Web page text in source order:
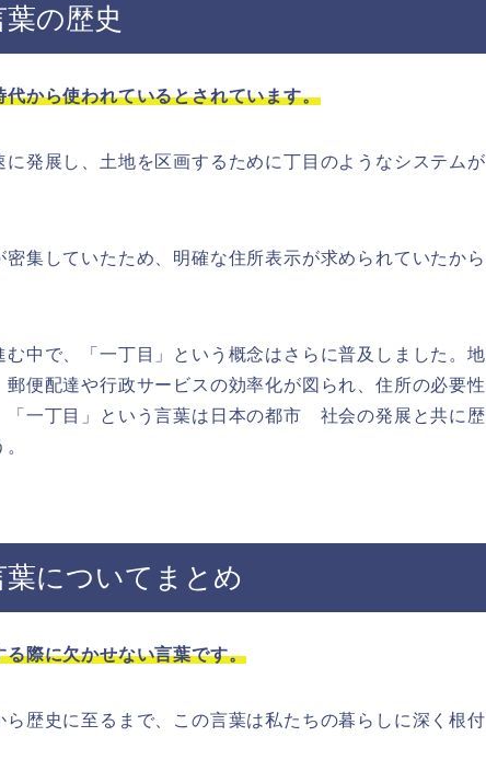
葉の歴史
から使われているとされています。
発展し、土地を区画するために丁目のようなシステムが
集していたため、明確な住所表示が求められていたから
中で、「一丁目」という概念はさらに普及しました。地
便配達や行政サービスの効率化が図られ、住所の必要性
「一丁目」という言葉は日本の都市 社会の発展と共に歴
葉についてまとめ
際に欠かせない言葉です。
歴史に至るまで、この言葉は私たちの暮らしに深く根付